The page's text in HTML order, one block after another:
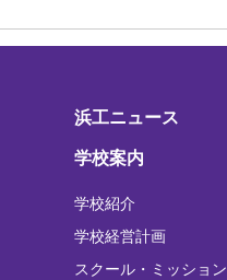
浜工ニュース
学校案内
学校紹介
学校経営計画
スクール・ミッション